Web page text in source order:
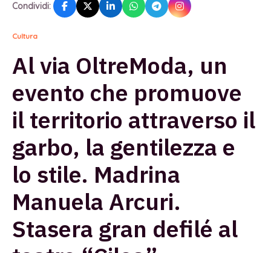
Condividi:
Cultura
Al via OltreModa, un
evento che promuove
il territorio attraverso il
garbo, la gentilezza e
lo stile. Madrina
Manuela Arcuri.
Stasera gran defilé al